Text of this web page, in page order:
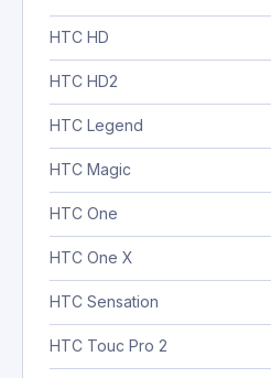
HTC HD
HTC HD2
HTC Legend
HTC Magic
HTC One
HTC One X
HTC Sensation
HTC Touc Pro 2